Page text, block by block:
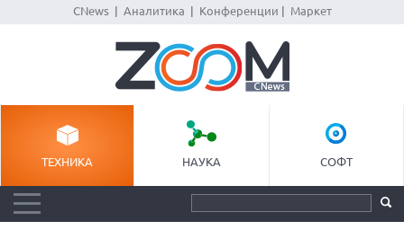
CNews| Аналитика Конференции Маркет
ТЕХНИКА НАУКА СОФТ